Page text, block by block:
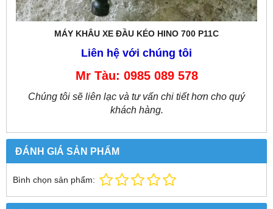
MÁY KHÂU XE ĐẦU KÉO HINO 700 P11C
Liên hệ với chúng tôi
Mr Tàu: 0985 089 578
Chúng tôi sẽ liên lạc và tư vấn chi tiết hơn cho quý
khách hàng.
ĐÁNH GIÁ SẢN PHẨM
Bình chọn sản phẩm: